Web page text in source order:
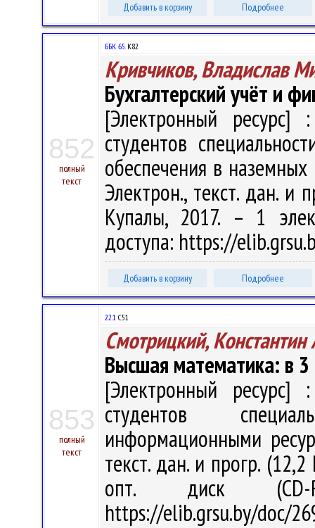
Добавить в корзину Подробнее
852
полный
текст
ББК 65.К82
Кривчиков, Владислав
Бухгалтерский учёт и
[Электронный ресурс]
студентов
обеспечения в
Электрон., текст. дан. и
Купалы, 2017. – 1
доступа: https://
Добавить в корзину Подробнее
853
полный
текст
22.1 С51
Смотрицкий, Константин
Высшая математика: в 3
[Электронный ресурс]
студентов
информационными
текст. дан. и прогр.
опт. диск
https://elib.grsu.by/doc/